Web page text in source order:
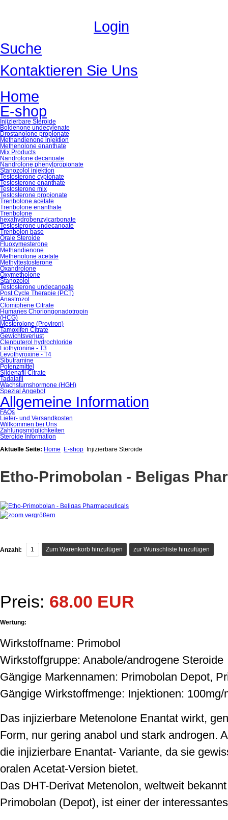
Login
Suche
Kontaktieren Sie Uns
Home
E-shop
Injizierbare Steroide
Boldenone undecylenate
Drostanolone propionate
Methandienone injektion
Methenolone enanthate
Mix Products
Nandrolone decanoate
Nandrolone phenylpropionate
Stanozolol injektion
Testosterone cypionate
Testosterone enanthate
Testosterone mix
Testosterone propionate
Trenbolone acetate
Trenbolone enanthate
Trenbolone
hexahydrobenzylcarbonate
Testosterone undecanoate
Trenbolon base
Orale Steroide
Fluoxymesterone
Methandienone
Methenolone acetate
Methyltestosterone
Oxandrolone
Oxymetholone
Stanozolol
Testosterone undecanoate
Post Cycle Therapie (PCT)
Anastrozol
Clomiphene Citrate
Humanes Choriongonadotropin
(HCG)
Mesterolone (Proviron)
Tamoxifen Citrate
Gewichtsverlust
Clenbuterol hydrochloride
Liothyronine - T3
Levothyroxine - T4
Sibutramine
Potenzmittel
Sildenafil Citrate
Tadalafil
Wachstumshormone (HGH)
Spezial Angebot
Allgemeine Information
FAQs
Liefer- und Versandkosten
Willkommen bei Uns
Zahlungsmöglichkeiten
Steroide Information
Aktuelle Seite: Home E-shop Injizierbare Steroide
Etho-Primobolan - Beligas
vergrößern
Anzahl:
Preis: 68.00 EUR
Wertung:
Wirkstoffname: Primobol
Wirkstoffgruppe: Anabole/androgene Steroide
Gängige Markennamen: Primobolan Depot,
Gängige Wirkstoffmenge: Injektionen: 100mg/
Das injizierbare Metenolone Enantat wirkt,
Form, nur gering anabol und stark androgen.
die injizierbare Enantat- Variante, da sie
oralen Acetat-Version bietet.
Das DHT-Derivat Metenolon, weltweit
Primobolan (Depot), ist einer der